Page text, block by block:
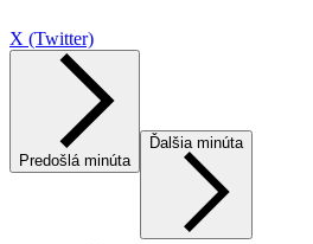
X (Twitter)
Predošlá minúta
Ďalšia minúta